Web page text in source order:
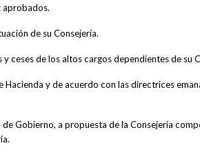
aprobados.
de su Consejería.
ceses de los altos cargos dependientes de su
y de acuerdo con las directrices
Gobierno, a propuesta de la Consejería